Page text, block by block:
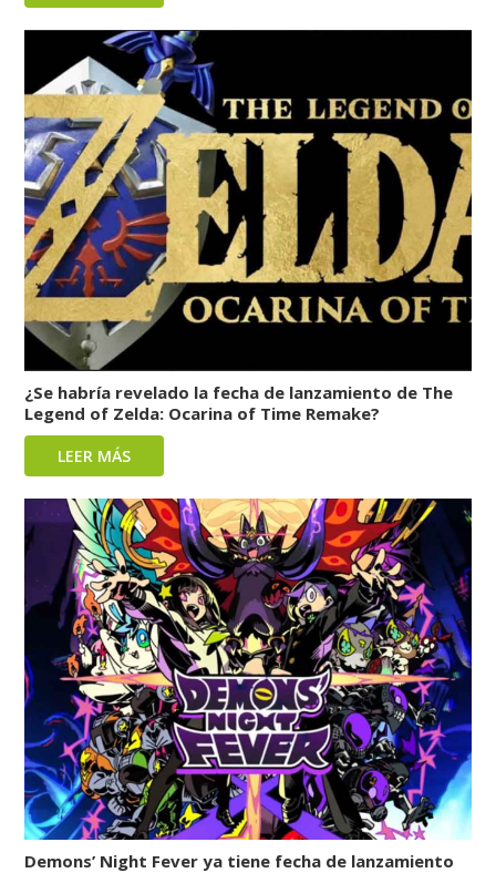
¿Se habría revelado la fecha de lanzamiento de The
Legend of Zelda: Ocarina of Time Remake?
LEER MÁS
Demons’ Night Fever ya tiene fecha de lanzamiento